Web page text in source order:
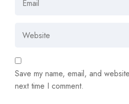
Save my name, email, and
next time I comment.